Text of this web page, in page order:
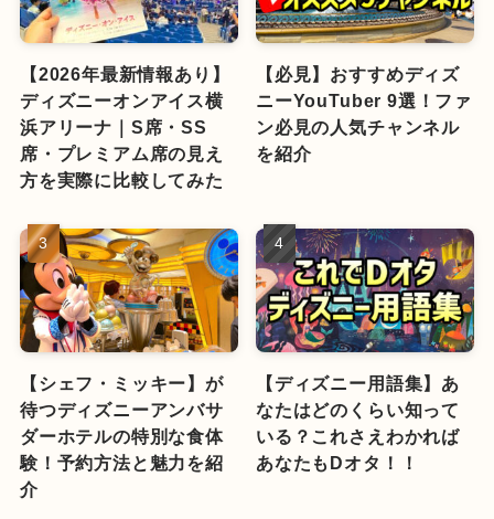
【2026年最新情報あり】
ディズニーオンアイス横
浜アリーナ｜S席・SS
席・プレミアム席の見え
方を実際に比較してみた
【必見】おすすめディズ
ニーYouTuber 9選！ファ
ン必見の人気チャンネル
を紹介
【シェフ・ミッキー】が
待つディズニーアンバサ
ダーホテルの特別な食体
験！予約方法と魅力を紹
介
【ディズニー用語集】あ
なたはどのくらい知って
いる？これさえわかれば
あなたもDオタ！！